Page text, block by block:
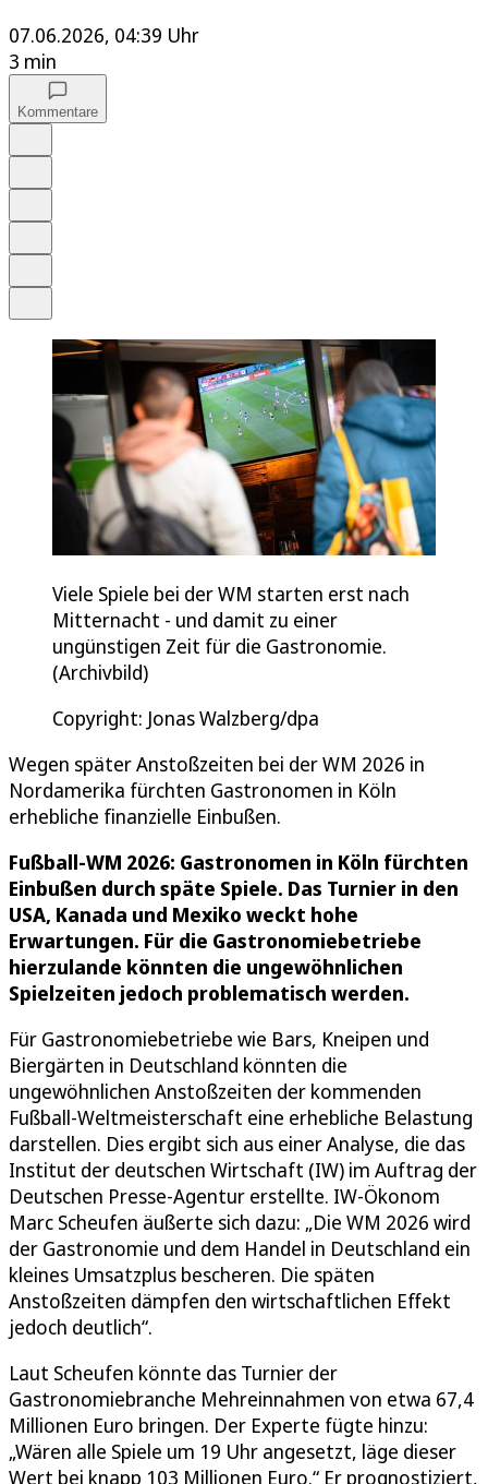
07.06.2026, 04:39 Uhr
3 min
Kommentare
Viele Spiele bei der WM starten erst nach
Mitternacht - und damit zu einer
ungünstigen Zeit für die Gastronomie.
(Archivbild)
Copyright: Jonas Walzberg/dpa
Wegen später Anstoßzeiten bei der WM 2026 in
Nordamerika fürchten Gastronomen in Köln
erhebliche finanzielle Einbußen.
Fußball-WM 2026: Gastronomen in Köln fürchten
Einbußen durch späte Spiele. Das Turnier in den
USA, Kanada und Mexiko weckt hohe
Erwartungen. Für die Gastronomiebetriebe
hierzulande könnten die ungewöhnlichen
Spielzeiten jedoch problematisch werden.
Für Gastronomiebetriebe wie Bars, Kneipen und
Biergärten in Deutschland könnten die
ungewöhnlichen Anstoßzeiten der kommenden
Fußball-Weltmeisterschaft eine erhebliche Belastung
darstellen. Dies ergibt sich aus einer Analyse, die das
Institut der deutschen Wirtschaft (IW) im Auftrag der
Deutschen Presse-Agentur erstellte. IW-Ökonom
Marc Scheufen äußerte sich dazu: „Die WM 2026 wird
der Gastronomie und dem Handel in Deutschland ein
kleines Umsatzplus bescheren. Die späten
Anstoßzeiten dämpfen den wirtschaftlichen Effekt
jedoch deutlich“.
Laut Scheufen könnte das Turnier der
Gastronomiebranche Mehreinnahmen von etwa 67,4
Millionen Euro bringen. Der Experte fügte hinzu:
„Wären alle Spiele um 19 Uhr angesetzt, läge dieser
Wert bei knapp 103 Millionen Euro.“ Er prognostiziert,